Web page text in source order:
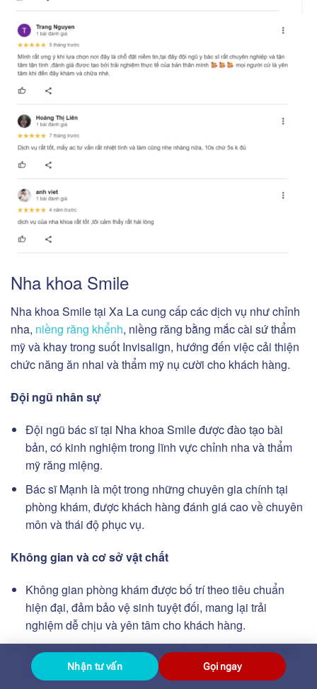
Nha khoa Smile
Nha khoa Smile tại Xa La cung cấp các dịch vụ như chỉnh
nha, niềng răng khểnh, niềng răng bằng mắc cài sứ thẩm
mỹ và khay trong suốt Invisalign, hướng đến việc cải thiện
chức năng ăn nhai và thẩm mỹ nụ cười cho khách hàng.
Đội ngũ nhân sự
Đội ngũ bác sĩ tại Nha khoa Smile được đào tạo bài
bản, có kinh nghiệm trong lĩnh vực chỉnh nha và thẩm
mỹ răng miệng.
Bác sĩ Mạnh là một trong những chuyên gia chính tại
phòng khám, được khách hàng đánh giá cao về chuyên
môn và thái độ phục vụ.
Không gian và cơ sở vật chất
Không gian phòng khám được bố trí theo tiêu chuẩn
hiện đại, đảm bảo vệ sinh tuyệt đối, mang lại trải
nghiệm dễ chịu và yên tâm cho khách hàng.
Trang bị các thiết bị nha khoa tiên tiến, hỗ trợ hiệu quả
trong quá trình chẩn đoán và điều trị.
Nhận tư vấn Gọi ngay